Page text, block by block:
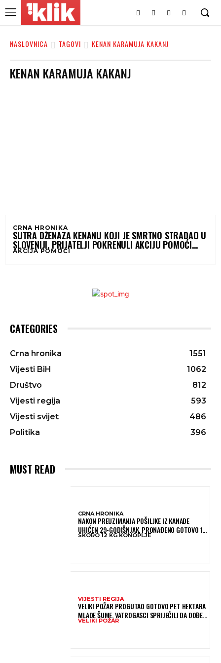
NASLOVNICA TAGOVI KENAN KARAMUJA KAKANJ
KENAN KARAMUJA KAKANJ
CRNA HRONIKA
SUTRA DŽENAZA KENANU KOJI JE SMRTNO STRADAO U
SLOVENIJI, PRIJATELJI POKRENULI AKCIJU POMOĆI
PORODICI
AKCIJA POMOĆI
CATEGORIES
Crna hronika
1551
Vijesti BiH
1062
Društvo
812
Vijesti regija
593
Vijesti svijet
486
Politika
396
MUST READ
CRNA HRONIKA
NAKON PREUZIMANJA POŠILJKE IZ KANADE
UHIĆEN 29-GODIŠNJAK, PRONAĐENO GOTOVO 12
KILOGRAMA KONOPLJE
SKORO 12 KG KONOPLJE
VIJESTI REGIJA
VELIKI POŽAR PROGUTAO GOTOVO PET HEKTARA
MLADE ŠUME, VATROGASCI SPRIJEČILI DA DOĐE
DO JOŠ VEĆE KATASTROFE
VELIKI POŽAR